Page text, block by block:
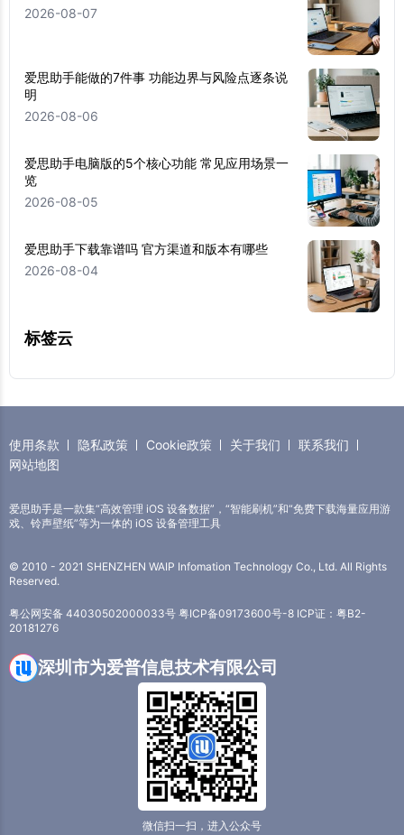
2026-08-07
爱思助手能做的7件事 功能边界与风险点逐条说
明
2026-08-06
爱思助手电脑版的5个核心功能 常见应用场景一
览
2026-08-05
爱思助手下载靠谱吗 官方渠道和版本有哪些
2026-08-04
标签云
使用条款 隐私政策 Cookie政策 关于我们
联系我们
网站地图
爱思助手是一款集“高效管理 iOS 设备数据”，“智能刷机”和“免费下载海量应用游
戏、铃声壁纸”等为一体的 iOS 设备管理工具
© 2010 - 2021 SHENZHEN WAIP Infomation Technology Co., Ltd. All Rights
Reserved.
粤公网安备 44030502000033号 粤ICP备09173600号-8 ICP证：粤B2-
20181276
深圳市为爱普信息技术有限公司
微信扫一扫，进入公众号